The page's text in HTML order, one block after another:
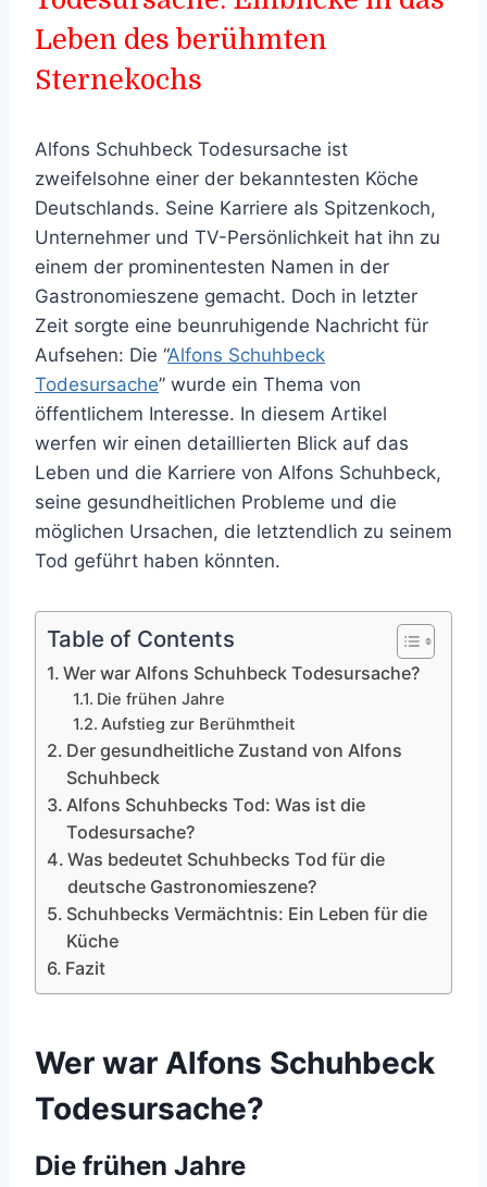
Leben des berühmten
Sternekochs
Alfons Schuhbeck Todesursache ist
zweifelsohne einer der bekanntesten Köche
Deutschlands. Seine Karriere als Spitzenkoch,
Unternehmer und TV-Persönlichkeit hat ihn zu
einem der prominentesten Namen in der
Gastronomieszene gemacht. Doch in letzter
Zeit sorgte eine beunruhigende Nachricht für
Aufsehen: Die “Alfons Schuhbeck
Todesursache” wurde ein Thema von
öffentlichem Interesse. In diesem Artikel
werfen wir einen detaillierten Blick auf das
Leben und die Karriere von Alfons Schuhbeck,
seine gesundheitlichen Probleme und die
möglichen Ursachen, die letztendlich zu seinem
Tod geführt haben könnten.
Table of Contents
Wer war Alfons Schuhbeck Todesursache?
Die frühen Jahre
Aufstieg zur Berühmtheit
Der gesundheitliche Zustand von Alfons
Schuhbeck
Alfons Schuhbecks Tod: Was ist die
Todesursache?
Was bedeutet Schuhbecks Tod für die
deutsche Gastronomieszene?
Schuhbecks Vermächtnis: Ein Leben für die
Küche
Fazit
Wer war Alfons Schuhbeck
Todesursache?
Die frühen Jahre